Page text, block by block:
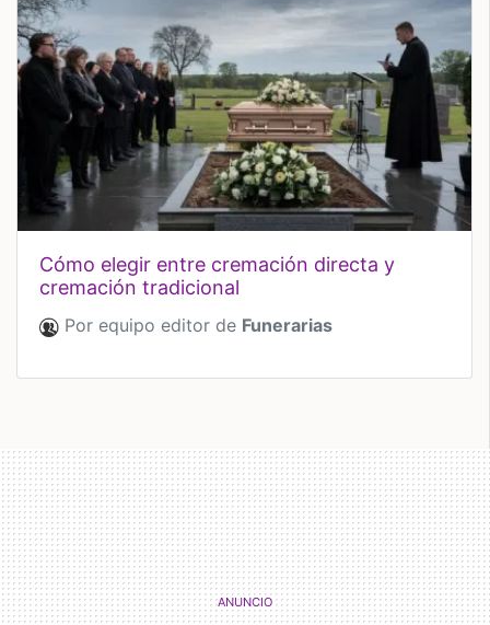
cómo elegir entre cremación directa y
cremación tradicional
Por equipo editor de Funerarias